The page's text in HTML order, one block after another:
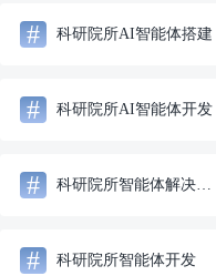
# 科研院所AI智能体搭建
# 科研院所AI智能体开发
# 科研院所智能体解决方案
# 科研院所智能体开发